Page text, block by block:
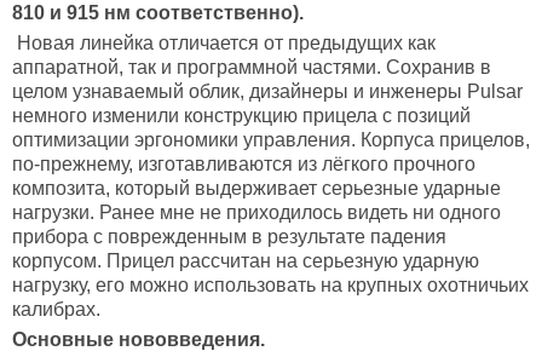
810 и 915 нм соответственно).
Новая линейка отличается от предыдущих как
аппаратной, так и программной частями. Сохранив в
целом узнаваемый облик, дизайнеры и инженеры Pulsar
немного изменили конструкцию прицела с позиций
оптимизации эргономики управления. Корпуса прицелов,
по-прежнему, изготавливаются из лёгкого прочного
композита, который выдерживает серьезные ударные
нагрузки. Ранее мне не приходилось видеть ни одного
прибора с поврежденным в результате падения
корпусом. Прицел рассчитан на серьезную ударную
нагрузку, его можно использовать на крупных охотничьих
калибрах.
Основные нововведения.